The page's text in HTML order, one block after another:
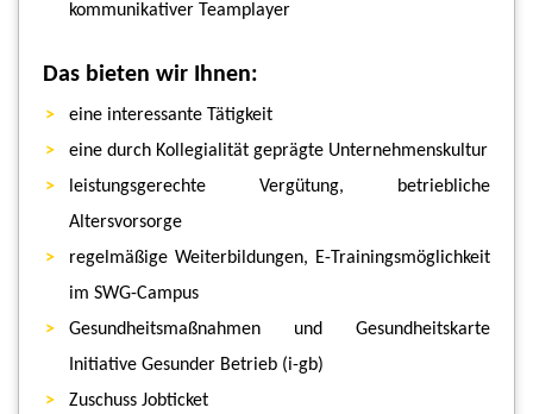
kommunikativer Teamplayer
Das bieten wir Ihnen:
eine interessante Tätigkeit
eine durch Kollegialität geprägte Unternehmenskultur
leistungsgerechte Vergütung, betriebliche
Altersvorsorge
regelmäßige Weiterbildungen, E-Trainingsmöglichkeit
im SWG-Campus
Gesundheitsmaßnahmen und Gesundheitskarte
Initiative Gesunder Betrieb (i-gb)
Zuschuss Jobticket